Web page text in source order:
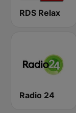
RDS Relax
Radio 24